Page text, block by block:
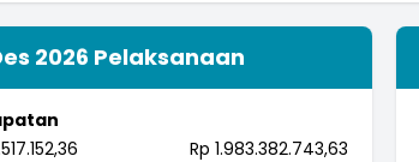
2026 Pelaksanaan
Rp 1.983.382.743,63